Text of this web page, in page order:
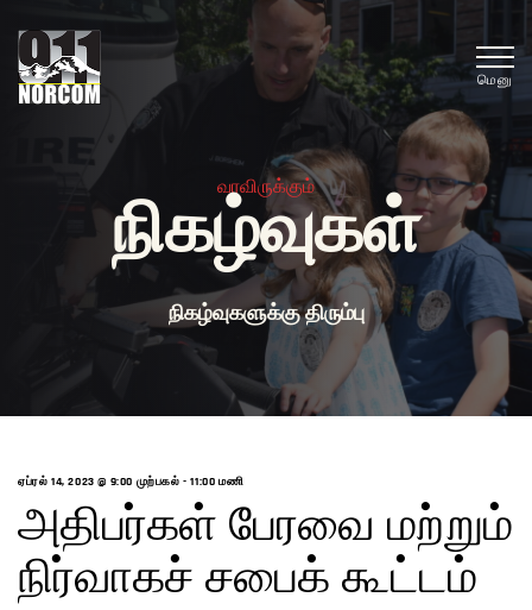
மெனு
வரவிருக்கும்
நிகழ்வுகள்
நிகழ்வுகளுக்கு திரும்பு
ஏப்ரல் 14, 2023 @ 9:00 முற்பகல் -11:00 மணி
அதிபர்கள் பேரவை மற்றும்
நிர்வாகச் சபைக் கூட்டம்